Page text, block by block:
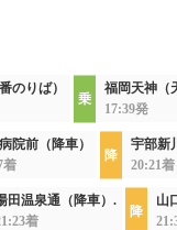
のりば）
福岡天神（
17:39発
院前（降車）
着
宇部新
20:21着
田温泉通（降車）.
着
山